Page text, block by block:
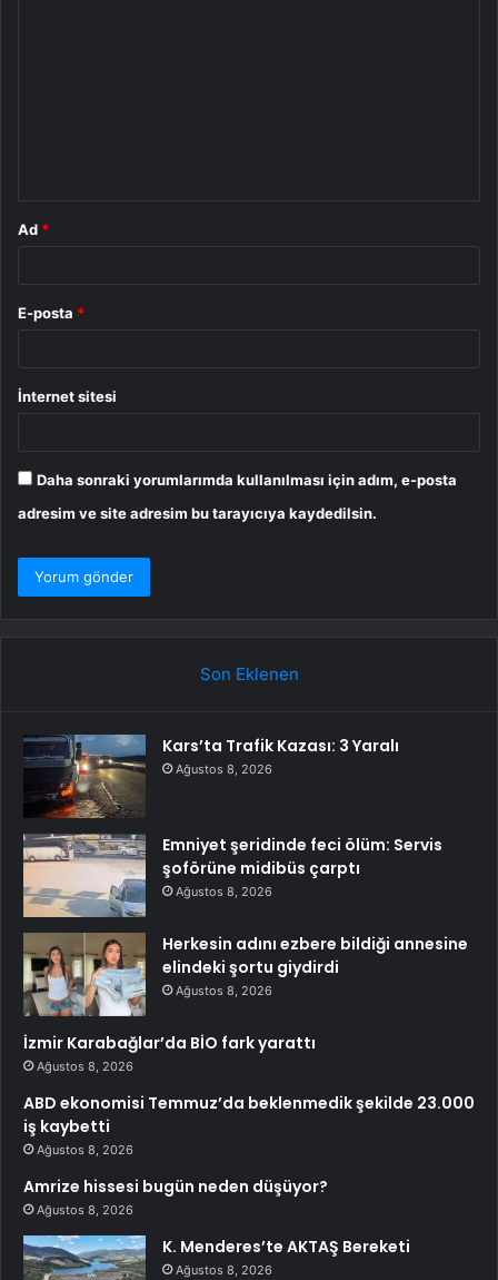
Ad *
E-posta *
İnternet sitesi
Daha sonraki yorumlarımda kullanılması için adım, e-posta
adresim ve site adresim bu tarayıcıya kaydedilsin.
Son Eklenen
Kars’ta Trafik Kazası: 3 Yaralı
Ağustos 8, 2026
Emniyet şeridinde feci ölüm: Servis
şoförüne midibüs çarptı
Ağustos 8, 2026
Herkesin adını ezbere bildiği annesine
elindeki şortu giydirdi
Ağustos 8, 2026
İzmir Karabağlar’da BİO fark yarattı
Ağustos 8, 2026
ABD ekonomisi Temmuz’da beklenmedik şekilde 23.000
iş kaybetti
Ağustos 8, 2026
Amrize hissesi bugün neden düşüyor?
Ağustos 8, 2026
K. Menderes’te AKTAŞ Bereketi
Ağustos 8, 2026